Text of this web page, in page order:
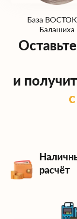
ГИБДД.
Подаём
доставку
Нужен трал
Оставьте
подготовим
предложим
База
Балашиха
и
расчёт